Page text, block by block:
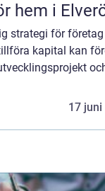
hem i
strategi för
kapital kan
17 juni